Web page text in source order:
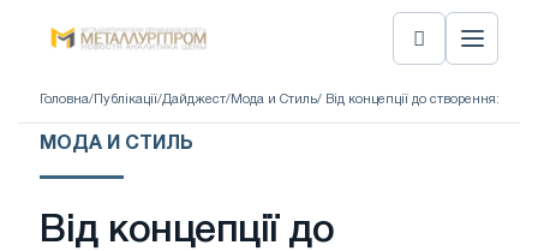
Головна/ Публікації/Дайджест/ Мода и Стиль/ Від концепції до створення: як
МОДА И СТИЛЬ
Від концепції до